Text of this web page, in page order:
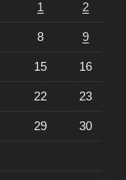
1 2
8 9
15 16
22 23
29 30